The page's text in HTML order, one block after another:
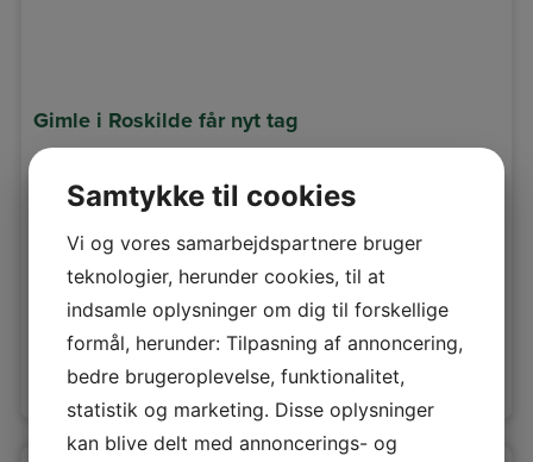
Gimle i Roskilde får nyt tag
Gimle i Roskilde får nyt tag i Swiss Pearl Westerland.
Se arbejdet her »
Samtykke til cookies
Vi og vores samarbejdspartnere bruger
teknologier, herunder cookies, til at
indsamle oplysninger om dig til forskellige
formål, herunder: Tilpasning af annoncering,
bedre brugeroplevelse, funktionalitet,
statistik og marketing. Disse oplysninger
kan blive delt med annoncerings- og